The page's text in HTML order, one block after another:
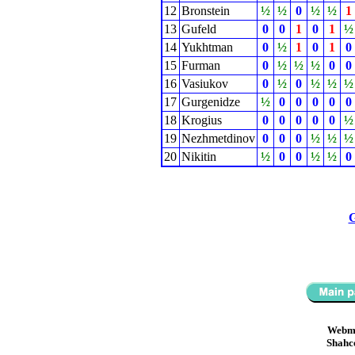
12 Bronstein ½ ½ 0 ½ ½
1
13 Gufeld 0 0 1 0 1
½
14 Yukhtman 0 ½ 1 0 1
0
15 Furman 0 ½ ½ ½ 0
0
16 Vasiukov 0 ½ 0 ½ ½ ½
17 Gurgenidze ½ 0 0 0 0
0
18 Krogius 0 0 0 0 0
½
19 Nezhmetdinov 0 0 0 ½ ½ ½
20 Nikitin ½ 0 0 ½ ½ 0